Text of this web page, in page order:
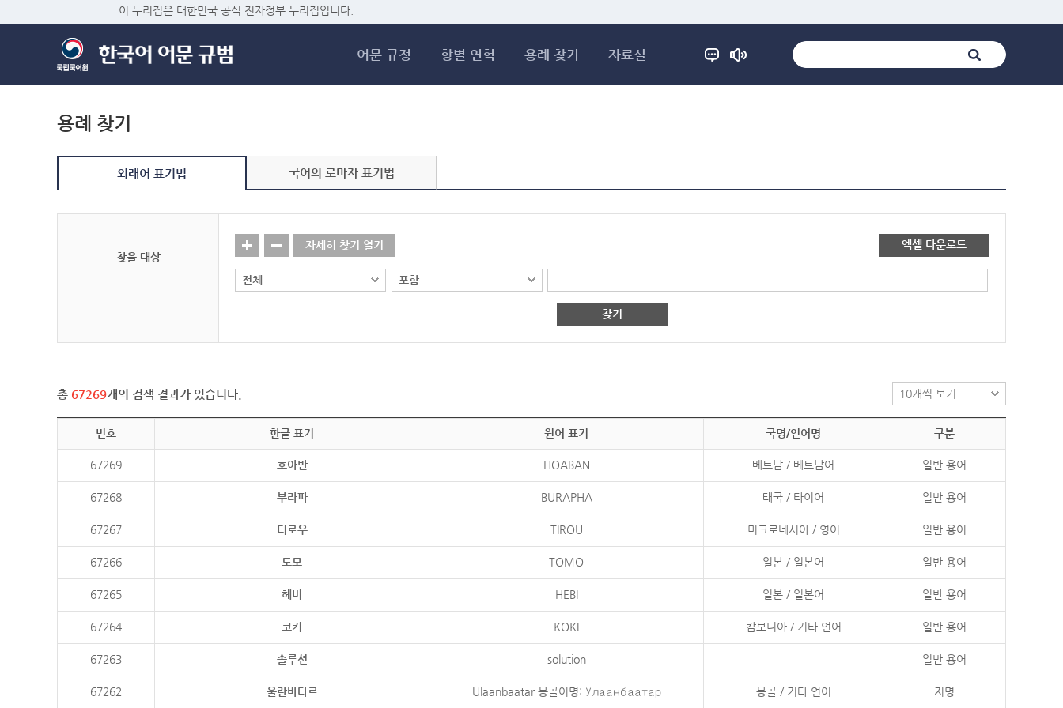
이 누리집은 대한민국 공식 전자정부 누리집입니다.
어문 규정 항별 연혁 용례 찾기 자료실
용례 찾기
외래어 표기법 국어의 로마자 표기법
찾을 대상
자세히 찾기 열기 엑셀 다운로드
찾기
총 67269개의 검색 결과가 있습니다.
번호 한글 표기 원어 표기 국명/언어명 구분
67269 호아반 HOABAN 베트남 / 베트남어 일반 용어
67268 부라파 BURAPHA 태국 / 타이어 일반 용어
67267 티로우 TIROU 미크로네시아 / 영어 일반 용어
67266 도모 TOMO 일본 / 일본어 일반 용어
67265 헤비 HEBI 일본 / 일본어 일반 용어
67264 코키 KOKI 캄보디아 / 기타 언어 일반 용어
67263 솔루션 solution 일반 용어
67262 울란바타르 Ulaanbaatar 몽골어명: Улаанбаатар 몽골 / 기타 언어 지명